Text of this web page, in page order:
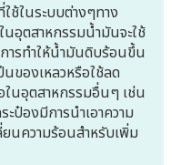
ช้ในระบบต่างๆทาง
นอุตสาหกรรมน้ำมันจะใช้
ารทำให้น้ำมันดิบร้อนขึ้น
ของเหลวหรือใช้ลด
นอุตสาหกรรมอื่นๆ เช่น
ป๋องมีการนำเอาความ
นความร้อนสำหรับเพิ่ม